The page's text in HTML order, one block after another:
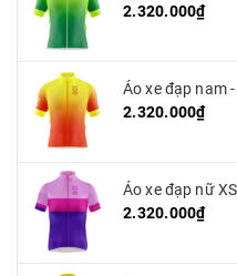
2.320.000₫
Áo xe đạp nam
2.320.000₫
Áo xe đạp nữ XS
2.320.000₫